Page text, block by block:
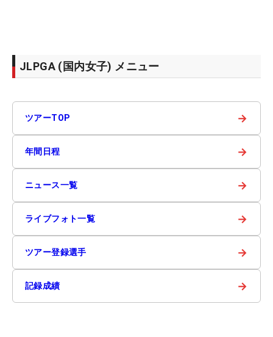
JLPGA (国内女子) メニュー
ツアーTOP →
年間日程 →
ニュース一覧 →
ライブフォト一覧 →
ツアー登録選手 →
記録成績 →